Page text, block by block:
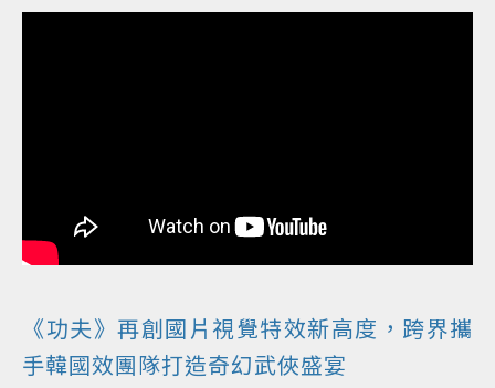
《功夫》再創國片視覺特效新高度，跨界攜
手韓國效團隊打造奇幻武俠盛宴